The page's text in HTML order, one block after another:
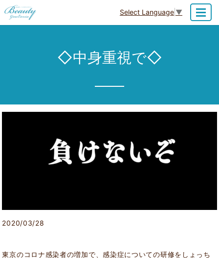
Select Language ▼
◇中身重視で◇
2020/03/28
東京のコロナ感染者の増加で、感染症についての研修をしょっち